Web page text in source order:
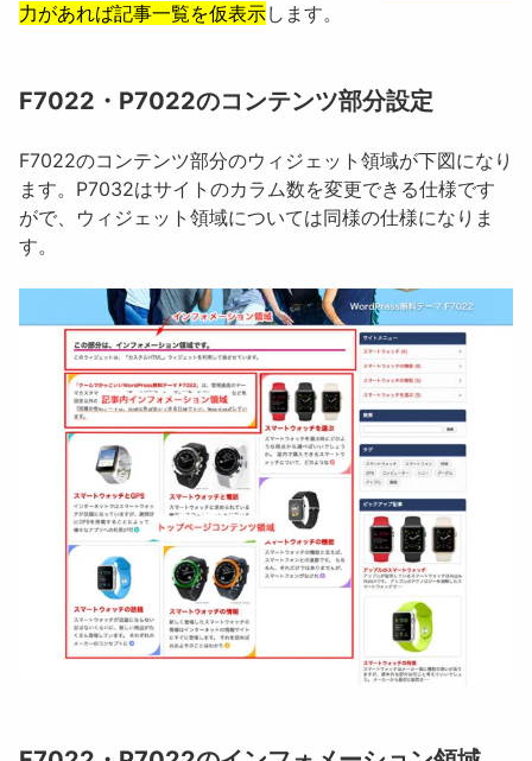
力があれば記事一覧を仮表示します。
F7022・P7022のコンテンツ部分設定
F7022のコンテンツ部分のウィジェット領域が下図になり
ます。 P7032はサイトのカラム数を変更できる仕様です
がで、ウィジェット領域については同様の仕様になりま
す。